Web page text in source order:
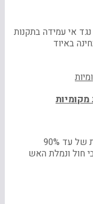
אי עמידה בתקנות
במסגרת קול קורא 70 רשויות יזכו לתמיכה כספית של עד 90%
חול ונמלת האש